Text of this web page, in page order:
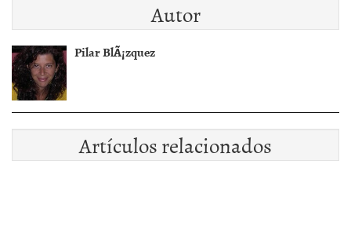
«efecto Berlusconi»
Autor
Pilar BlÃ¡zquez
Artículos relacionados